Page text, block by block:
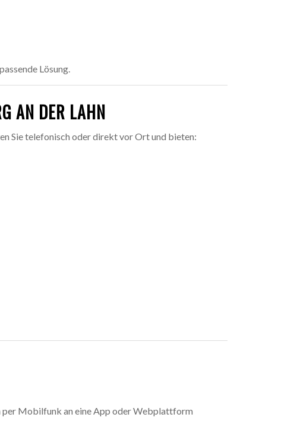
Lösung.
AN DER LAHN
Sie telefonisch oder direkt vor Ort und bieten:
per Mobilfunk an eine App oder Webplattform